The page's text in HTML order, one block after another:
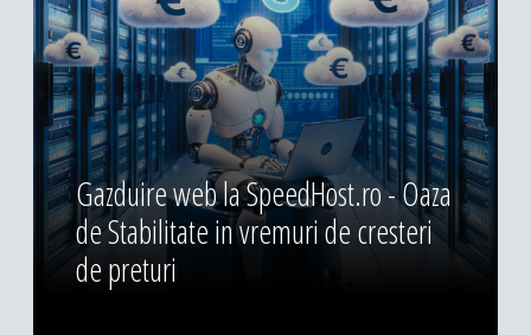
Gazduire web la SpeedHost.ro - Oaza
de Stabilitate in vremuri de cresteri
de preturi